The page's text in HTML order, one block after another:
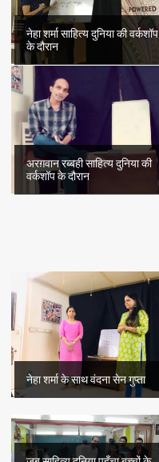
नेहा शर्मा साहित्य दुनिया की वर्कशॉप
के दौरान
अरग़वान रब्बही साहित्य दुनिया की
वर्कशॉप के दौरान
नेहा शर्मा के साथ वंदना सेन गुप्ता